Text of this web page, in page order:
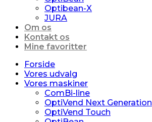
Optibean-X
JURA
Om os
Kontakt os
Mine favoritter
Forside
Vores udvalg
Vores maskiner
ComBi-line
OptiVend Next Generation
OptiVend Touch